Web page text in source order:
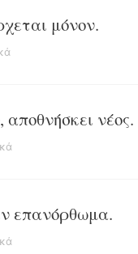
μόνον.
νέος.
επανόρθωμα.